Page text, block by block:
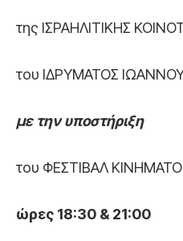
της ΙΣΡΑΗΛΙΤΙΚΗΣ
του ΙΔΡΥΜΑΤΟΣ
με την υποστήριξη
του ΦΕΣΤΙΒΑΛ
ώρες 18:30 & 21:00